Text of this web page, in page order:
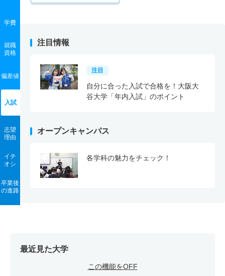
学費
就職
資格
偏差値
入試
志望
理由
イチ
オシ
卒業後
の進路
注目情報
注目
自分に合った入試で合格を！大阪大
谷大学「年内入試」のポイント
オープンキャンパス
各学科の魅力をチェック！
最近見た大学
この機能をOFF